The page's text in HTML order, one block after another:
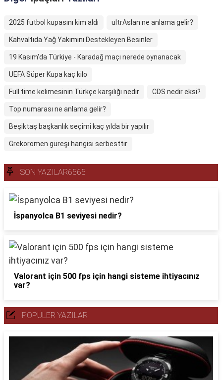
2025 futbol kupasını kim aldı ultrAslan ne anlama gelir?
Kahvaltıda Yağ Yakımını Destekleyen Besinler
19 Kasım'da Türkiye - Karadağ maçı nerede oynanacak
UEFA Süper Kupa kaç kilo
Full time kelimesinin Türkçe karşılığı nedir CDS nedir eksi?
Top numarası ne anlama gelir?
Beşiktaş başkanlık seçimi kaç yılda bir yapılır
Grekoromen güreşi hangisi serbesttir
SON YAZILAR6565
İspanyolca B1 seviyesi nedir?
Valorant için 500 fps için hangi sisteme ihtiyacınız
var?
POPÜLER YAZILAR